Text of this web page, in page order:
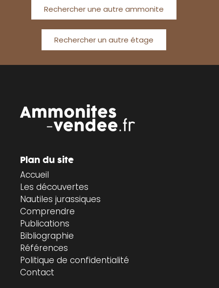
Rechercher une autre ammonite
Rechercher un autre étage
Plan du site
Accueil
Les découvertes
Nautiles jurassiques
Comprendre
Publications
Bibliographie
Références
Politique de confidentialité
Contact